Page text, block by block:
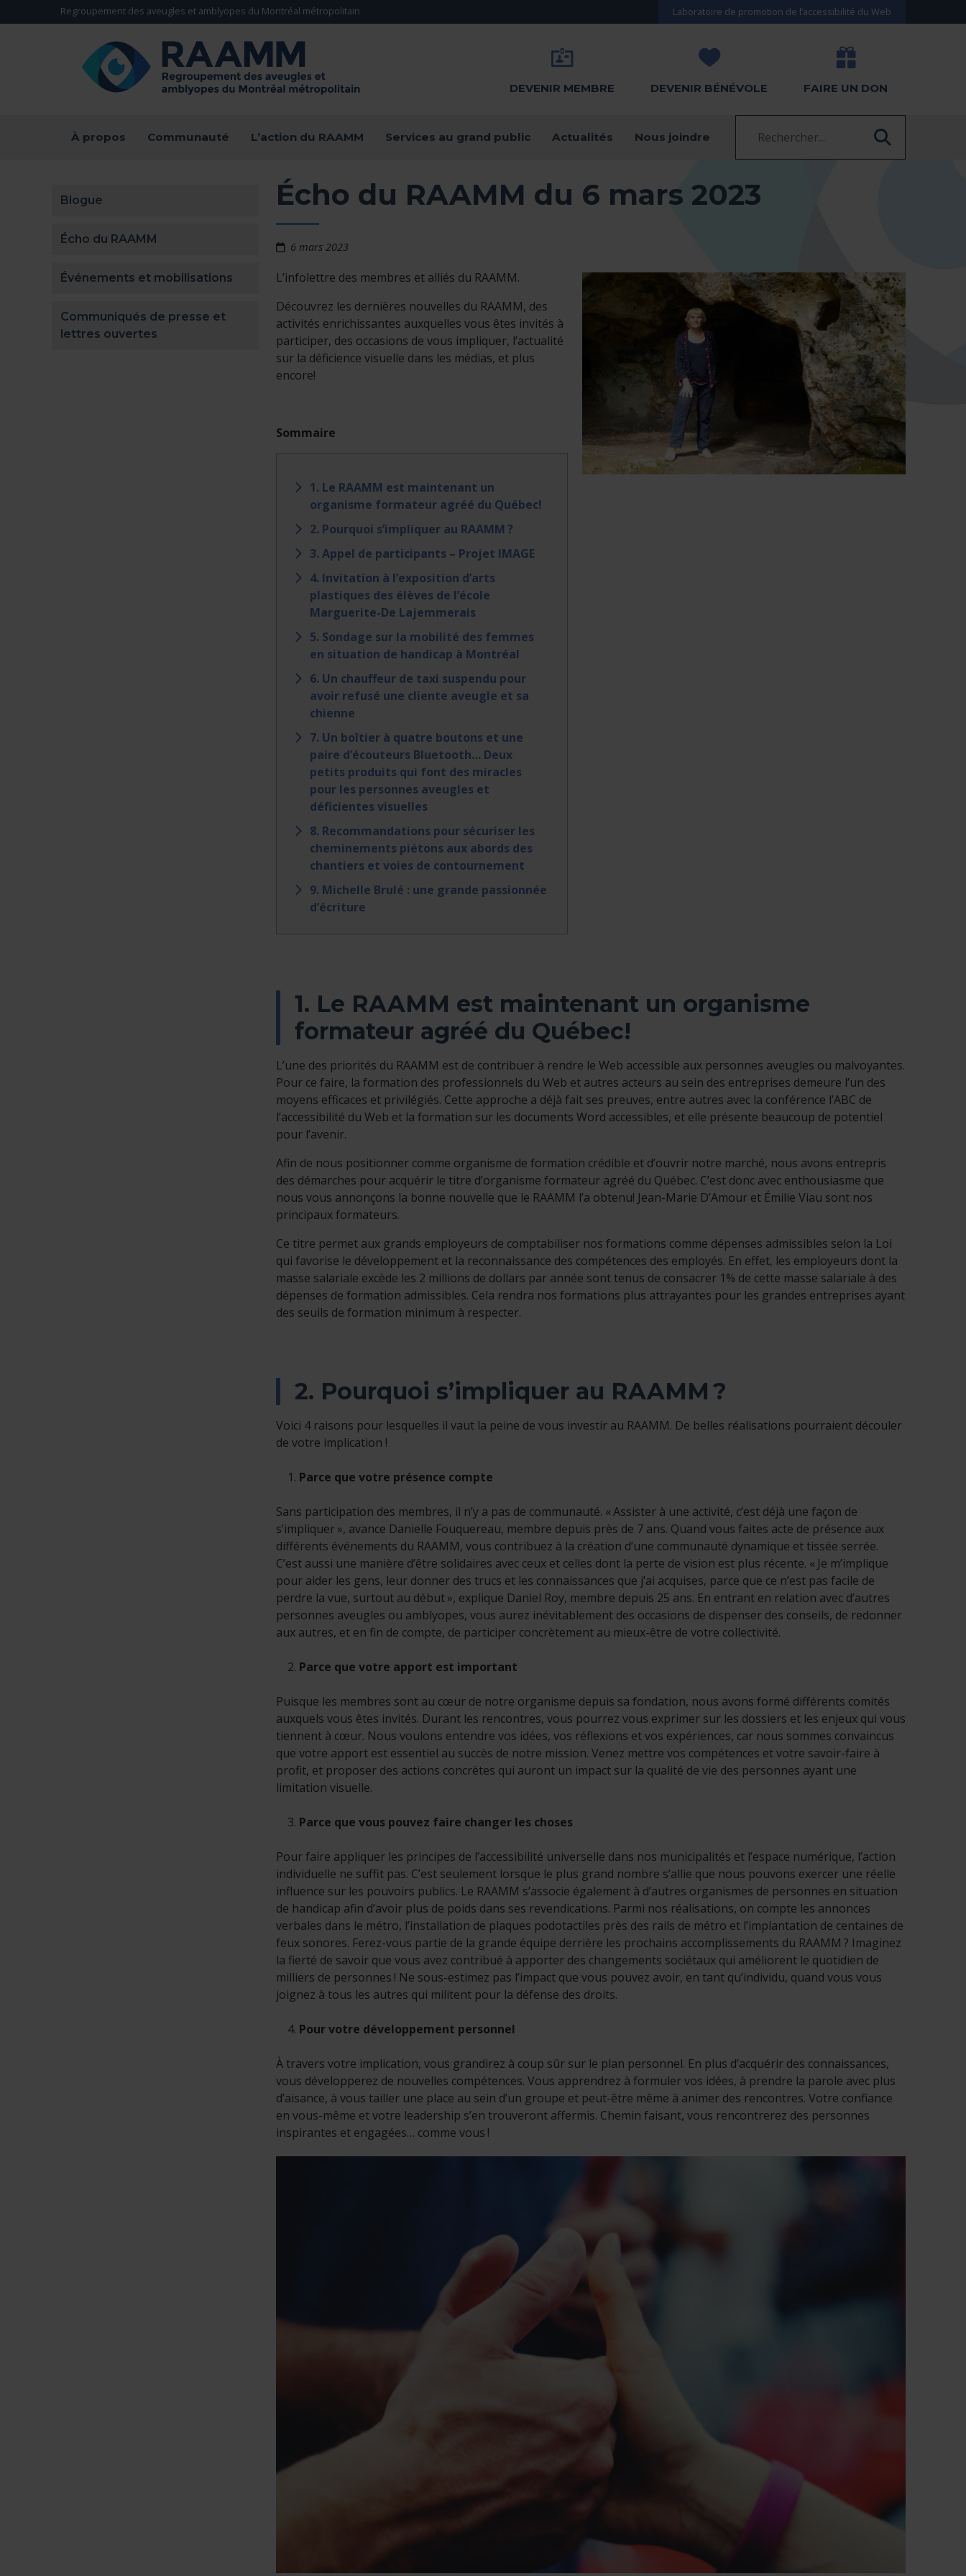
Aller directement au contenu
Regroupement des aveugles et amblyopes du Montréal métropolitain Laboratoire de promotion de l’accessibilité du Web
DEVENIR MEMBRE DEVENIR BÉNÉVOLE FAIRE UN DON
À propos Communauté L’action du RAAMM Services au grand public Actualités Nous joindre
Blogue
Écho du RAAMM
Événements et mobilisations
Communiqués de presse et
lettres ouvertes
Écho du RAAMM du 6 mars 2023
6 mars 2023
L’infolettre des membres et alliés du RAAMM.
Découvrez les dernières nouvelles du RAAMM, des
activités enrichissantes auxquelles vous êtes invités à
participer, des occasions de vous impliquer, l’actualité
sur la déficience visuelle dans les médias, et plus
encore!
Sommaire
1. Le RAAMM est maintenant un
organisme formateur agréé du Québec!
2. Pourquoi s’impliquer au RAAMM ?
3. Appel de participants – Projet IMAGE
4. Invitation à l’exposition d’arts
plastiques des élèves de l’école
Marguerite-De Lajemmerais
5. Sondage sur la mobilité des femmes
en situation de handicap à Montréal
6. Un chauffeur de taxi suspendu pour
avoir refusé une cliente aveugle et sa
chienne
7. Un boîtier à quatre boutons et une
paire d’écouteurs Bluetooth… Deux
petits produits qui font des miracles
pour les personnes aveugles et
déficientes visuelles
8. Recommandations pour sécuriser les
cheminements piétons aux abords des
chantiers et voies de contournement
9. Michelle Brulé : une grande passionnée
d’écriture
1. Le RAAMM est maintenant un organisme
formateur agréé du Québec!
L’une des priorités du RAAMM est de contribuer à rendre le Web accessible aux personnes aveugles ou malvoyantes.
Pour ce faire, la formation des professionnels du Web et autres acteurs au sein des entreprises demeure l’un des
moyens efficaces et privilégiés. Cette approche a déjà fait ses preuves, entre autres avec la conférence l’ABC de
l’accessibilité du Web et la formation sur les documents Word accessibles, et elle présente beaucoup de potentiel
pour l’avenir.
Afin de nous positionner comme organisme de formation crédible et d’ouvrir notre marché, nous avons entrepris
des démarches pour acquérir le titre d’organisme formateur agréé du Québec. C’est donc avec enthousiasme que
nous vous annonçons la bonne nouvelle que le RAAMM l’a obtenu! Jean-Marie D’Amour et Émilie Viau sont nos
principaux formateurs.
Ce titre permet aux grands employeurs de comptabiliser nos formations comme dépenses admissibles selon la Loi
qui favorise le développement et la reconnaissance des compétences des employés. En effet, les employeurs dont la
masse salariale excède les 2 millions de dollars par année sont tenus de consacrer 1% de cette masse salariale à des
dépenses de formation admissibles. Cela rendra nos formations plus attrayantes pour les grandes entreprises ayant
des seuils de formation minimum à respecter.
2. Pourquoi s’impliquer au RAAMM ?
Voici 4 raisons pour lesquelles il vaut la peine de vous investir au RAAMM. De belles réalisations pourraient découler
de votre implication !
Parce que votre présence compte
Sans participation des membres, il n’y a pas de communauté. « Assister à une activité, c’est déjà une façon de
s’impliquer », avance Danielle Fouquereau, membre depuis près de 7 ans. Quand vous faites acte de présence aux
différents événements du RAAMM, vous contribuez à la création d’une communauté dynamique et tissée serrée.
C’est aussi une manière d’être solidaires avec ceux et celles dont la perte de vision est plus récente. « Je m’implique
pour aider les gens, leur donner des trucs et les connaissances que j’ai acquises, parce que ce n’est pas facile de
perdre la vue, surtout au début », explique Daniel Roy, membre depuis 25 ans. En entrant en relation avec d’autres
personnes aveugles ou amblyopes, vous aurez inévitablement des occasions de dispenser des conseils, de redonner
aux autres, et en fin de compte, de participer concrètement au mieux-être de votre collectivité.
Parce que votre apport est important
Puisque les membres sont au cœur de notre organisme depuis sa fondation, nous avons formé différents comités
auxquels vous êtes invités. Durant les rencontres, vous pourrez vous exprimer sur les dossiers et les enjeux qui vous
tiennent à cœur. Nous voulons entendre vos idées, vos réflexions et vos expériences, car nous sommes convaincus
que votre apport est essentiel au succès de notre mission. Venez mettre vos compétences et votre savoir-faire à
profit, et proposer des actions concrètes qui auront un impact sur la qualité de vie des personnes ayant une
limitation visuelle.
Parce que vous pouvez faire changer les choses
Pour faire appliquer les principes de l’accessibilité universelle dans nos municipalités et l’espace numérique, l’action
individuelle ne suffit pas. C’est seulement lorsque le plus grand nombre s’allie que nous pouvons exercer une réelle
influence sur les pouvoirs publics. Le RAAMM s’associe également à d’autres organismes de personnes en situation
de handicap afin d’avoir plus de poids dans ses revendications. Parmi nos réalisations, on compte les annonces
verbales dans le métro, l’installation de plaques podotactiles près des rails de métro et l’implantation de centaines de
feux sonores. Ferez-vous partie de la grande équipe derrière les prochains accomplissements du RAAMM ? Imaginez
la fierté de savoir que vous avez contribué à apporter des changements sociétaux qui améliorent le quotidien de
milliers de personnes ! Ne sous-estimez pas l’impact que vous pouvez avoir, en tant qu’individu, quand vous vous
joignez à tous les autres qui militent pour la défense des droits.
Pour votre développement personnel
À travers votre implication, vous grandirez à coup sûr sur le plan personnel. En plus d’acquérir des connaissances,
vous développerez de nouvelles compétences. Vous apprendrez à formuler vos idées, à prendre la parole avec plus
d’aisance, à vous tailler une place au sein d’un groupe et peut-être même à animer des rencontres. Votre confiance
en vous-même et votre leadership s’en trouveront affermis. Chemin faisant, vous rencontrerez des personnes
inspirantes et engagées… comme vous !